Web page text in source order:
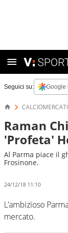
Seguici su: Google
Raman
'Profeta'
Al Parma piace il
Frosinone.
24/12/18 11:10
L’ambizioso
mercato.